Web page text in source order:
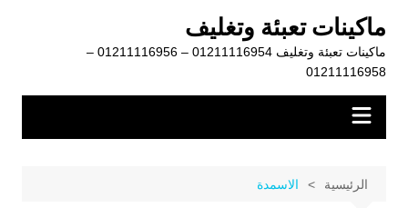
المحتوى
ماكينات تعبئة وتغليف
ماكينات تعبئة وتغليف 01211116954 – 01211116956 –
01211116958
الرئيسية الاسمدة